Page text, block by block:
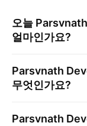
오늘
얼마인가요?
Parsvnath
무엇인가요?
Parsvnath